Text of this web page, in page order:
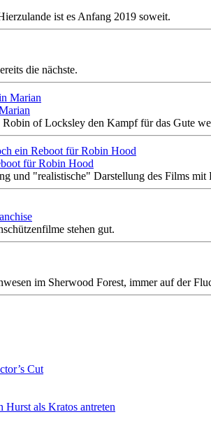
ist es Anfang 2019 soweit.
die nächste.
of Locksley den Kampf für das Gute
für Robin Hood
und "realistische" Darstellung des Films
stehen gut.
im Sherwood Forest, immer auf der
Cut
als Kratos antreten